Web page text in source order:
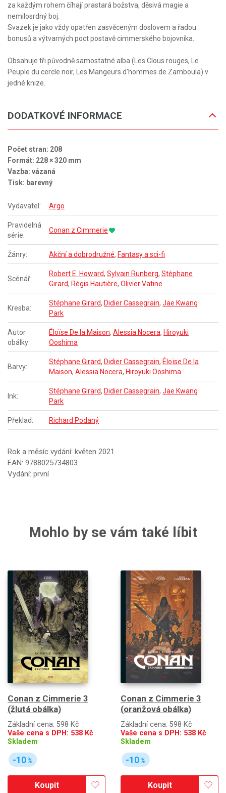
za každým rohem číhají prastará božstva, děsivá magie a
nemilosrdný boj.
Svazek je jako vždy opatřen zasvěceným doslovem a řadou
bonusů a výtvarných poct postavě cimmerského bojovníka.
Obsahuje tři původně samostatné alba (Les Clous rouges, Le
Peuple du cercle noir, Les Mangeurs d'hommes de Zamboula) v
jedné knize.
DODATKOVÉ INFORMACE
Počet stran: 208
Formát: 228 × 320 mm
Vazba: vázaná
Tisk: barevný
Vydavatel: Argo
Pravidelná
série:
Conan z Cimmerie
Žánry: Akční a dobrodružné, Fantasy a sci-fi
Scénář:
Robert E. Howard, Sylvain Runberg, Stéphane
Girard, Régis Hautière, Olivier Vatine
Kresba:
Stéphane Girard, Didier Cassegrain, Jae Kwang
Park
Autor
obálky:
Éloïse De la Maison, Alessia Nocera, Hiroyuki
Ooshima
Barvy:
Stéphane Girard, Didier Cassegrain, Éloïse De la
Maison, Alessia Nocera, Hiroyuki Ooshima
Ink:
Stéphane Girard, Didier Cassegrain, Jae Kwang
Park
Překlad: Richard Podaný
Rok a měsíc vydání: květen 2021
EAN: 9788025734803
Vydání: první
Mohlo by se vám také líbit
Conan z Cimmerie 3
(žlutá obálka)
Základní cena: 598 Kč
Vaše cena s DPH: 538 Kč
Skladem
-10%
Koupit
Conan z Cimmerie 3
(oranžová obálka)
Základní cena: 598 Kč
Vaše cena s DPH: 538 Kč
Skladem
-10%
Koupit